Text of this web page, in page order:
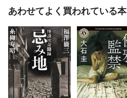
あわせてよく買われている本